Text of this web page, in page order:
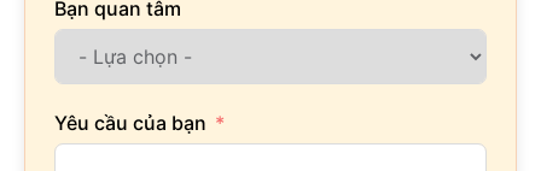
Bạn quan tâm
Yêu cầu của bạn